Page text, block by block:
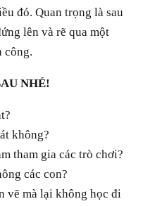
đó. Quan trọng là sau
lên và rẽ qua một
công.
NHÉ!
không?
tham gia các trò chơi?
các con?
vẽ mà lại không học đi